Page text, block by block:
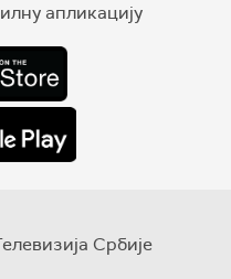
апликацију
Србије